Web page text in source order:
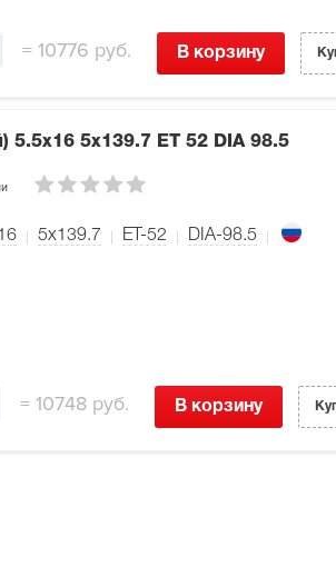
=10776 руб. В корзину
5.5x16 5x139.7 ET 52 DIA 98.5
5x139.7 ET-52 DIA-98.5
=10748 руб. В корзину